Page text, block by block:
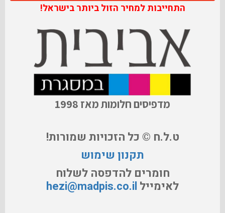
התחייבות למחיר הזול ביותר בישראל!
מדפיסים חלומות מאז 1998
ט.ל.ח © כל הזכויות שמורות!
תקנון שימוש
חומרים להדפסה לשלוח
לאימיילhezi@madpis.co.il